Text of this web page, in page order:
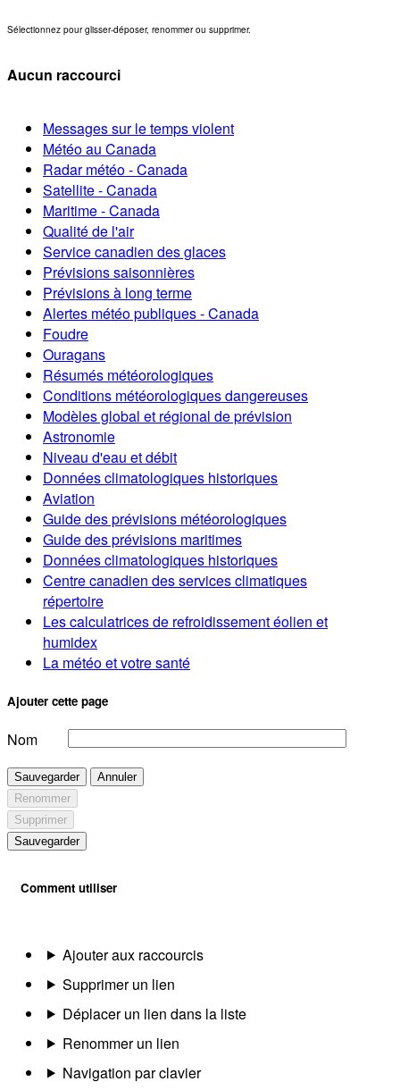
Sélectionnez pour glisser-déposer, renommer ou supprimer.
Aucun raccourci
Messages sur le temps violent
Météo au Canada
Radar météo - Canada
Satellite - Canada
Maritime - Canada
Qualité de l'air
Service canadien des glaces
Prévisions saisonnières
Prévisions à long terme
Alertes météo publiques - Canada
Foudre
Ouragans
Résumés météorologiques
Conditions météorologiques dangereuses
Modèles global et régional de prévision
Astronomie
Niveau d'eau et débit
Données climatologiques historiques
Aviation
Guide des prévisions météorologiques
Guide des prévisions maritimes
Données climatologiques historiques
Centre canadien des services climatiques
répertoire
Les calculatrices de refroidissement éolien et
humidex
La météo et votre santé
Ajouter cette page
Nom
Sauvegarder
Annuler
Renommer
Supprimer
Sauvegarder
Comment utiliser
Ajouter aux raccourcis
Supprimer un lien
Déplacer un lien dans la liste
Renommer un lien
Navigation par clavier